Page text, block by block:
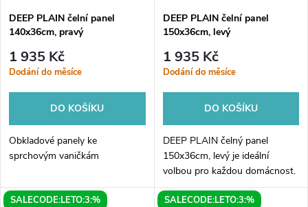
DEEP PLAIN čelní panel
140x36cm, pravý
1 935 Kč
Dodání do měsíce
DO KOŠÍKU
Obkladové panely ke
sprchovým vaničkám
DEEP PLAIN čelní panel
150x36cm, levý
1 935 Kč
Dodání do měsíce
DO KOŠÍKU
DEEP PLAIN čelný panel
150x36cm, levý je ideální
volbou pro každou domácnost.
Své rozměry 150x36cm nabízí
dostatečně prostornou plochu
SALECODE:LETO:3:% SALECODE:LETO:3:%